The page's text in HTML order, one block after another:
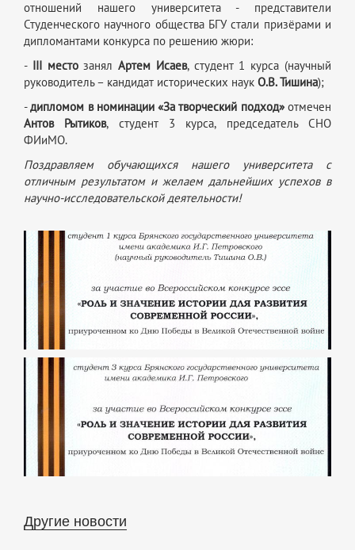
отношений нашего университета - представители
Студенческого научного общества БГУ стали призёрами и
дипломантами конкурса по решению жюри:
- III местозанялАртем Исаев, студент 1 курса (научный
руководитель – кандидат исторических наук О.В. Тишина);
-дипломом в номинации «За творческий подход»отмечен
Антов Рытиков, студент 3 курса, председатель СНО
ФИиМО.
Поздравляем обучающихся нашего университета с
отличным результатом и желаем дальнейших успехов в
научно-исследовательской деятельности!
Другие новости